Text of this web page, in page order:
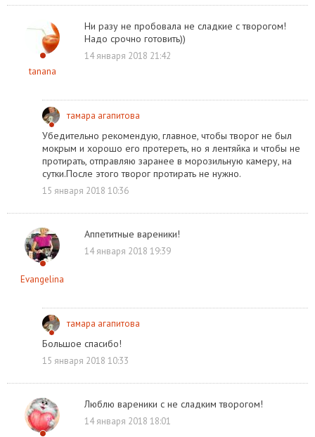
tanana
Ни разу не пробовала не сладкие с творогом!
Надо срочно готовить))
14 января 2018 21:42
тамара агапитова
Убедительно рекомендую, главное, чтобы творог не был
мокрым и хорошо его протереть, но я лентяйка и чтобы не
протирать, отправляю заранее в морозильную камеру, на
сутки.После этого творог протирать не нужно.
15 января 2018 10:36
Evangelina
Аппетитные вареники!
14 января 2018 19:39
тамара агапитова
Большое спасибо!
15 января 2018 10:33
Люблю вареники с не сладким творогом!
14 января 2018 18:01